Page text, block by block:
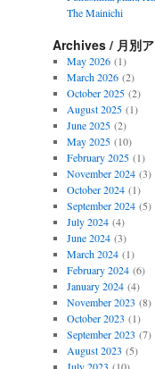
The Mainichi
Archives / 月別
May 2026(1)
March 2026(2)
October 2025(2)
August 2025(1)
June 2025(2)
May 2025(10)
February 2025(1)
November 2024(3)
October 2024(1)
September 2024(5)
July 2024(4)
June 2024(3)
March 2024(1)
February 2024(6)
January 2024(4)
November 2023 (8)
October 2023 (1)
September 2023 (7)
August 2023 (5)